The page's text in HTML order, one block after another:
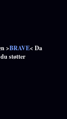
>BRAVE< Da
støtter